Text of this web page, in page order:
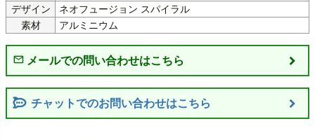
デザイン
ネオフュージョン スパイラル
素材
アルミニウム
チャットでのお問い合わせはこちら